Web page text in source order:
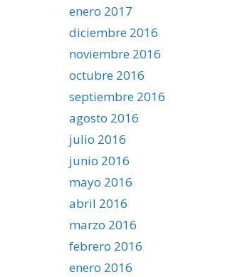
enero 2017
diciembre 2016
noviembre 2016
octubre 2016
septiembre 2016
agosto 2016
julio 2016
junio 2016
mayo 2016
abril 2016
marzo 2016
febrero 2016
enero 2016